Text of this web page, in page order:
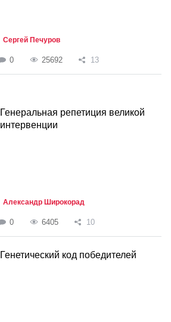
Сергей Печуров
0 25692 13
Генеральная репетиция великой
интервенции
Александр Широкорад
0 6405 10
Генетический код победителей